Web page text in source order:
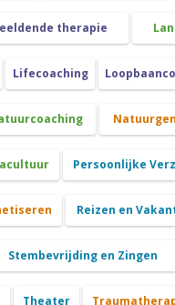
therapie
Lifecoaching
Persoonlijke
Reizen en
Stembevrijding en Zingen
Theater